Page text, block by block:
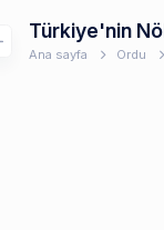
Türkiye'nin
Ana sayfa Ordu